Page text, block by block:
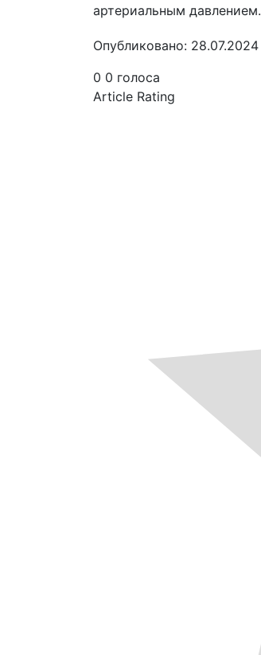
артериальным давлением.
Опубликовано: 28.07.2024
0 0 голоса
Article Rating